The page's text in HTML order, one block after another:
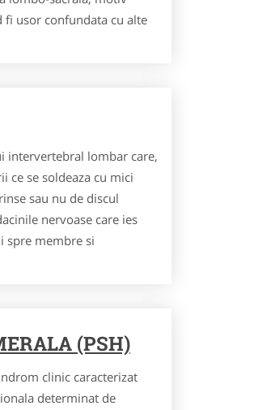
usor confundata cu alte
intervertebral lombar care,
ce se soldeaza cu mici
sau nu de discul
nervoase care ies
spre membre si
(PSH)
clinic caracterizat
determinat de